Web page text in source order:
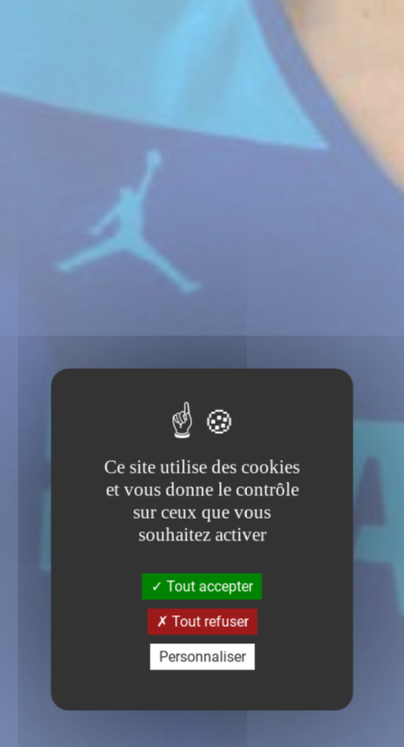
Ce site utilise des cookies
et vous donne le contrôle
sur ceux que vous
souhaitez activer
Tout accepter
Tout refuser
Personnaliser